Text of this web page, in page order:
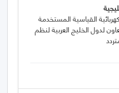
القياسية المستخدمة
لدول الخليج العربية لنظم